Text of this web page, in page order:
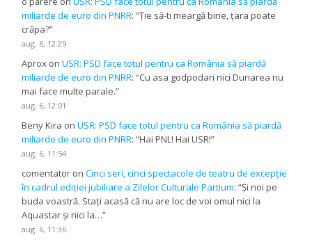
miliarde de euro din PNRR: “Ție să-ti meargă bine, țara poate
crăpa?”
aug. 6, 12:29
Aprox onUSR: PSD face totul pentru ca România să piardă
miliarde de euro din PNRR: “Cu asa godpodari nici Dunarea nu
mai face multe parale.”
aug. 6, 12:01
Beny Kira onUSR: PSD face totul pentru ca România să piardă
miliarde de euro din PNRR: “Hai PNL! Hai USR!”
aug. 6, 11:54
comentator onCinci seri, cinci spectacole de teatru de excepție
în cadrul ediției jubiliare a Zilelor Culturale Partium: “Și noi pe
buda voastră. Stați acasă că nu are loc de voi omul nici la
Aquastar și nici la…”
aug. 6, 11:36